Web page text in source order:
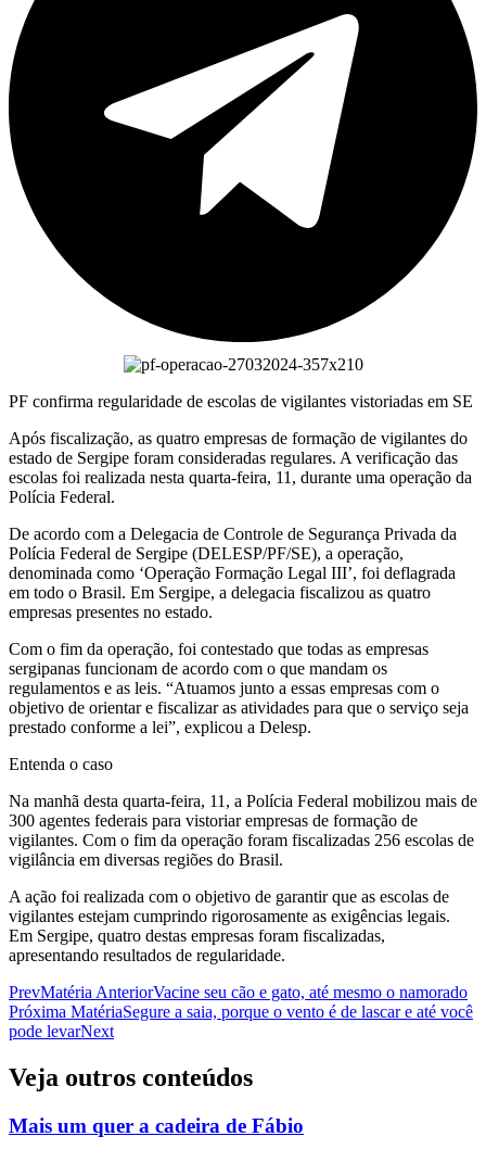
PF confirma regularidade de escolas de vigilantes vistoriadas em SE
Após fiscalização, as quatro empresas de formação de vigilantes do
estado de Sergipe foram consideradas regulares. A verificação das
escolas foi realizada nesta quarta-feira, 11, durante uma operação da
Polícia Federal.
De acordo com a Delegacia de Controle de Segurança Privada da
Polícia Federal de Sergipe (DELESP/PF/SE), a operação,
denominada como ‘Operação Formação Legal III’, foi deflagrada
em todo o Brasil. Em Sergipe, a delegacia fiscalizou as quatro
empresas presentes no estado.
Com o fim da operação, foi contestado que todas as empresas
sergipanas funcionam de acordo com o que mandam os
regulamentos e as leis. “Atuamos junto a essas empresas com o
objetivo de orientar e fiscalizar as atividades para que o serviço seja
prestado conforme a lei”, explicou a Delesp.
Entenda o caso
Na manhã desta quarta-feira, 11, a Polícia Federal mobilizou mais de
300 agentes federais para vistoriar empresas de formação de
vigilantes. Com o fim da operação foram fiscalizadas 256 escolas de
vigilância em diversas regiões do Brasil.
A ação foi realizada com o objetivo de garantir que as escolas de
vigilantes estejam cumprindo rigorosamente as exigências legais.
Em Sergipe, quatro destas empresas foram fiscalizadas,
apresentando resultados de regularidade.
PrevMatéria AnteriorVacine seu cão e gato, até mesmo o namorado
Próxima MatériaSegure a saia, porque o vento é de lascar e até você
pode levarNext
Veja outros conteúdos
Mais um quer a cadeira de Fábio